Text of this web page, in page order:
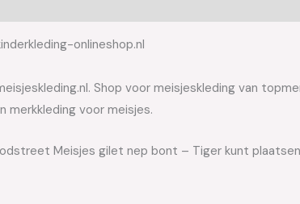
onlineshop.nl
Shop voor meisjeskleding van
voor meisjes.
Meisjes gilet nep bont – Tiger kunt